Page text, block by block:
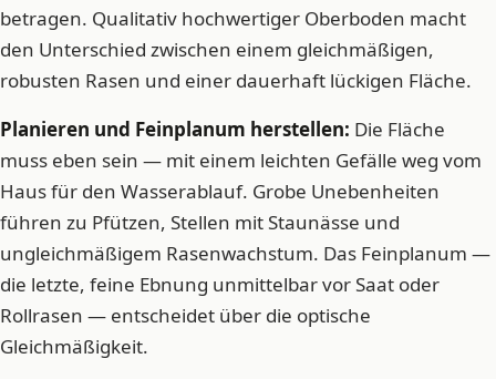
betragen. Qualitativ hochwertiger Oberboden macht
den Unterschied zwischen einem gleichmäßigen,
robusten Rasen und einer dauerhaft lückigen Fläche.
Planieren und Feinplanum herstellen: Die Fläche
muss eben sein — mit einem leichten Gefälle weg vom
Haus für den Wasserablauf. Grobe Unebenheiten
führen zu Pfützen, Stellen mit Staunässe und
ungleichmäßigem Rasenwachstum. Das Feinplanum —
die letzte, feine Ebnung unmittelbar vor Saat oder
Rollrasen — entscheidet über die optische
Gleichmäßigkeit.